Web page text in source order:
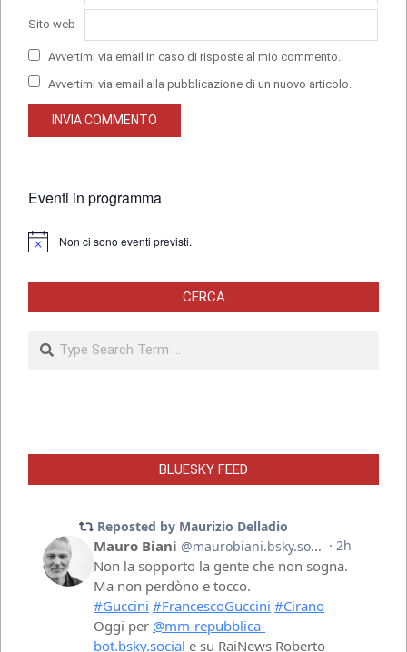
Sito web
Avvertimi via email in caso di risposte al mio commento.
Avvertimi via email alla pubblicazione di un nuovo articolo.
Eventi in programma
Notice Non ci sono eventi previsti.
CERCA
Search
BLUESKY FEED